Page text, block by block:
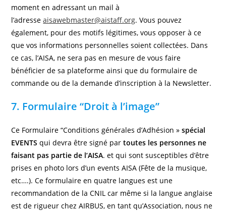
moment en adressant un mail à
l’adresseaisawebmaster@aistaff.org. Vous pouvez
également, pour des motifs légitimes, vous opposer à ce
que vos informations personnelles soient collectées. Dans
ce cas, l’AISA, ne sera pas en mesure de vous faire
bénéficier de sa plateforme ainsi que du formulaire de
commande ou de la demande d’inscription à la Newsletter.
7. Formulaire “Droit à l’image”
Ce Formulaire “Conditions générales d’Adhésion »spécial
EVENTS qui devra être signé partoutes les personnes ne
faisant pas partie de l’AISA. et qui sont susceptibles d’être
prises en photo lors d’un events AISA (Fête de la musique,
etc….). Ce formulaire en quatre langues est une
recommandation de la CNIL car même si la langue anglaise
est de rigueur chez AIRBUS, en tant qu’Association, nous ne